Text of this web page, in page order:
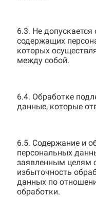
6.3. Не
содержащих
которых
между собой.
6.4. Обработке
данные, которые
6.5. Содержание и
персональных
заявленным целям
избыточность
данных по
обработки.